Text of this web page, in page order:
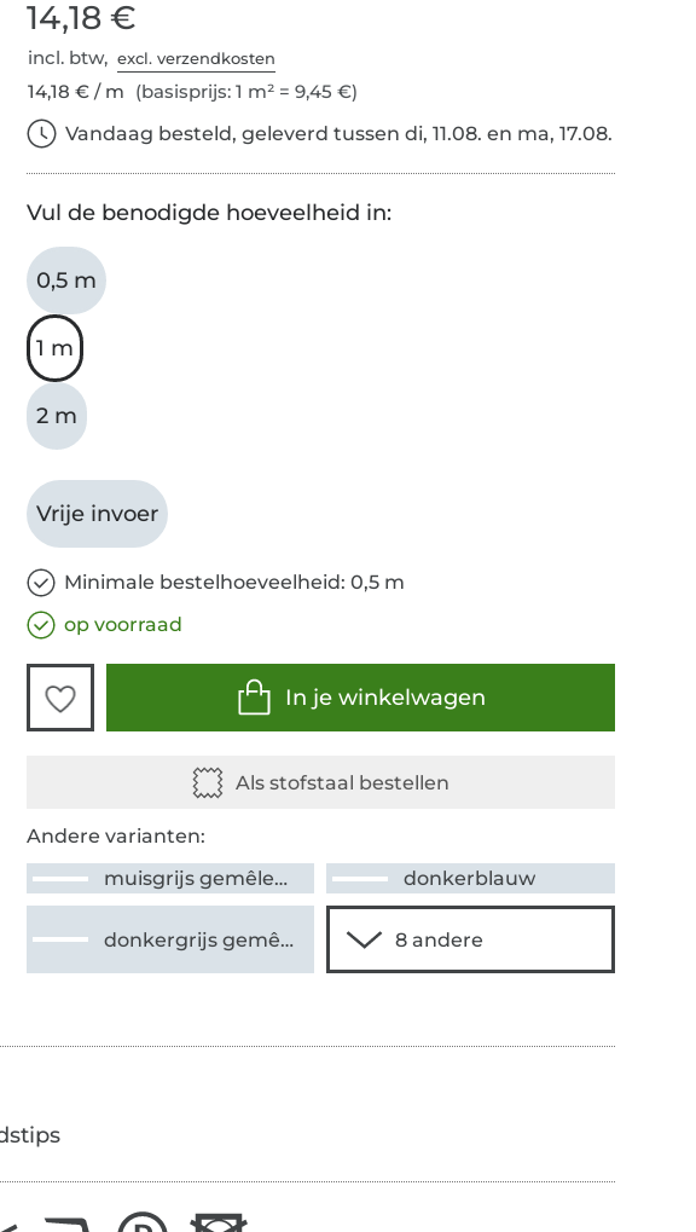
14,18 €
incl. btw,excl. verzendkosten
14,18 € / m (basisprijs: 1 m² = 9,45 €)
Vandaag besteld, geleverd tussen di, 11.08. en ma, 17.08.
Vul de benodigde hoeveelheid in:
0,5 m
1 m
2 m
Vrije invoer
Minimale bestelhoeveelheid: 0,5 m
op voorraad
In je winkelwagen
Andere varianten:
muisgrijs gemêleerd
donkerblauw
donkergrijs gemêleerd